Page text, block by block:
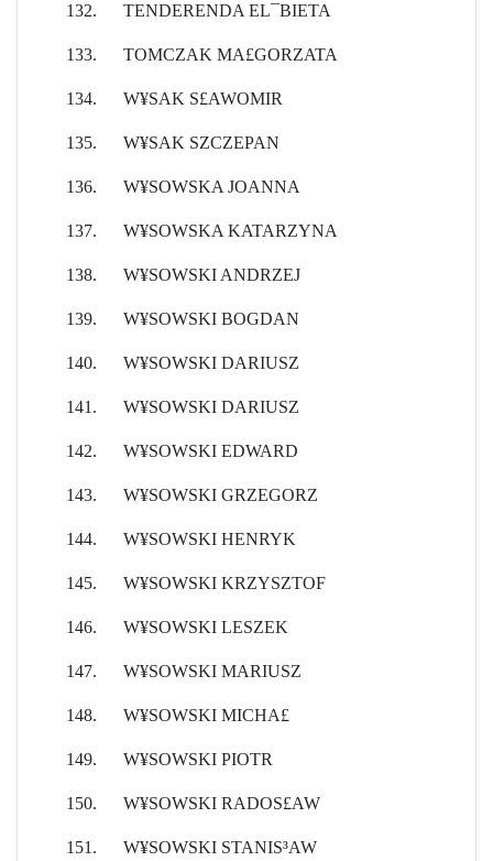
132. TENDERENDA EL¯BIETA
133. TOMCZAK MA£GORZATA
134. W¥SAK S£AWOMIR
135. W¥SAK SZCZEPAN
136. W¥SOWSKA JOANNA
137. W¥SOWSKA KATARZYNA
138. W¥SOWSKI ANDRZEJ
139. W¥SOWSKI BOGDAN
140. W¥SOWSKI DARIUSZ
141. W¥SOWSKI DARIUSZ
142. W¥SOWSKI EDWARD
143. W¥SOWSKI GRZEGORZ
144. W¥SOWSKI HENRYK
145. W¥SOWSKI KRZYSZTOF
146. W¥SOWSKI LESZEK
147. W¥SOWSKI MARIUSZ
148. W¥SOWSKI MICHA£
149. W¥SOWSKI PIOTR
150. W¥SOWSKI RADOS£AW
151. W¥SOWSKI STANIS³AW